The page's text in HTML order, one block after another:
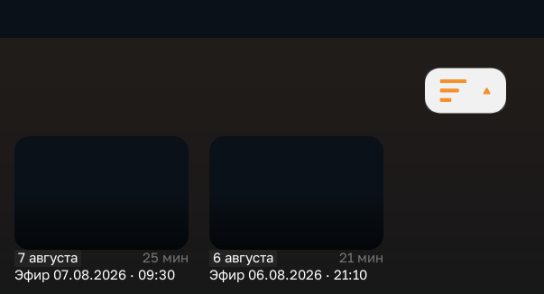
7 августа
25 мин
Эфир 07.08.2026 · 09:30
6 августа
21 мин
Эфир 06.08.2026 · 21:10